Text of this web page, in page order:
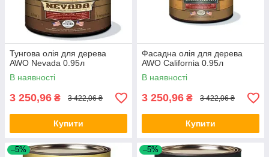
Тунгова олія для дерева
AWO Nevada 0.95л
В наявності
3 250,96 ₴ 3 422,06 ₴
Купити
Фасадна олія для дерева
AWO California 0.95л
В наявності
3 250,96 ₴ 3 422,06 ₴
Купити
–5% –5%